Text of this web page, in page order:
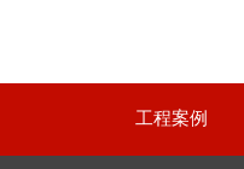
工程案例